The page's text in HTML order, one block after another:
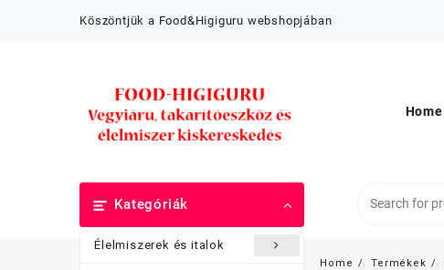
Köszöntjük a Food&Higiguru webshopjában
Home
Kategóriák
Élelmiszerek és italok
Home Termékek